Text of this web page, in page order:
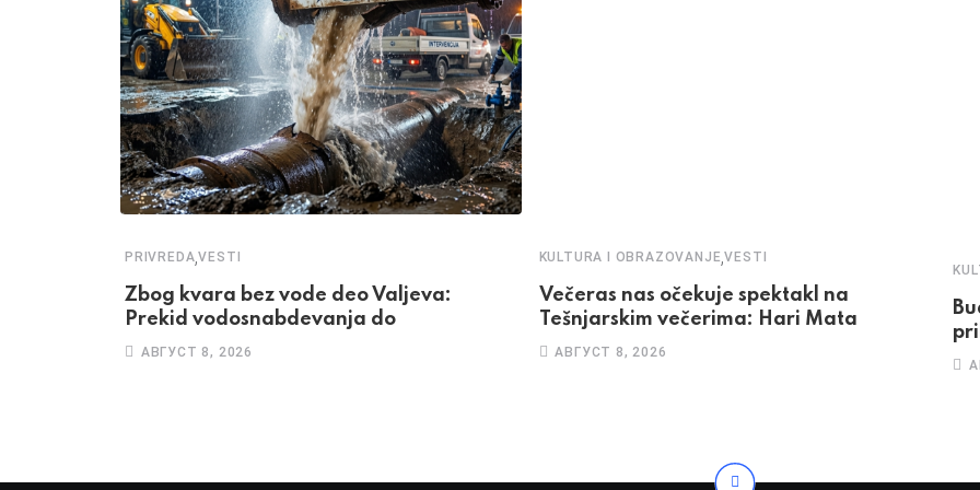
PRIVREDA,VESTI
Zbog kvara bez vode deo Valjeva:
Prekid vodosnabdevanja do
АВГУСТ 8, 2026
KULTURA I OBRAZOVANJE,VESTI
Večeras nas očekuje spektakl na
Tešnjarskim večerima: Hari Mata
АВГУСТ 8, 2026